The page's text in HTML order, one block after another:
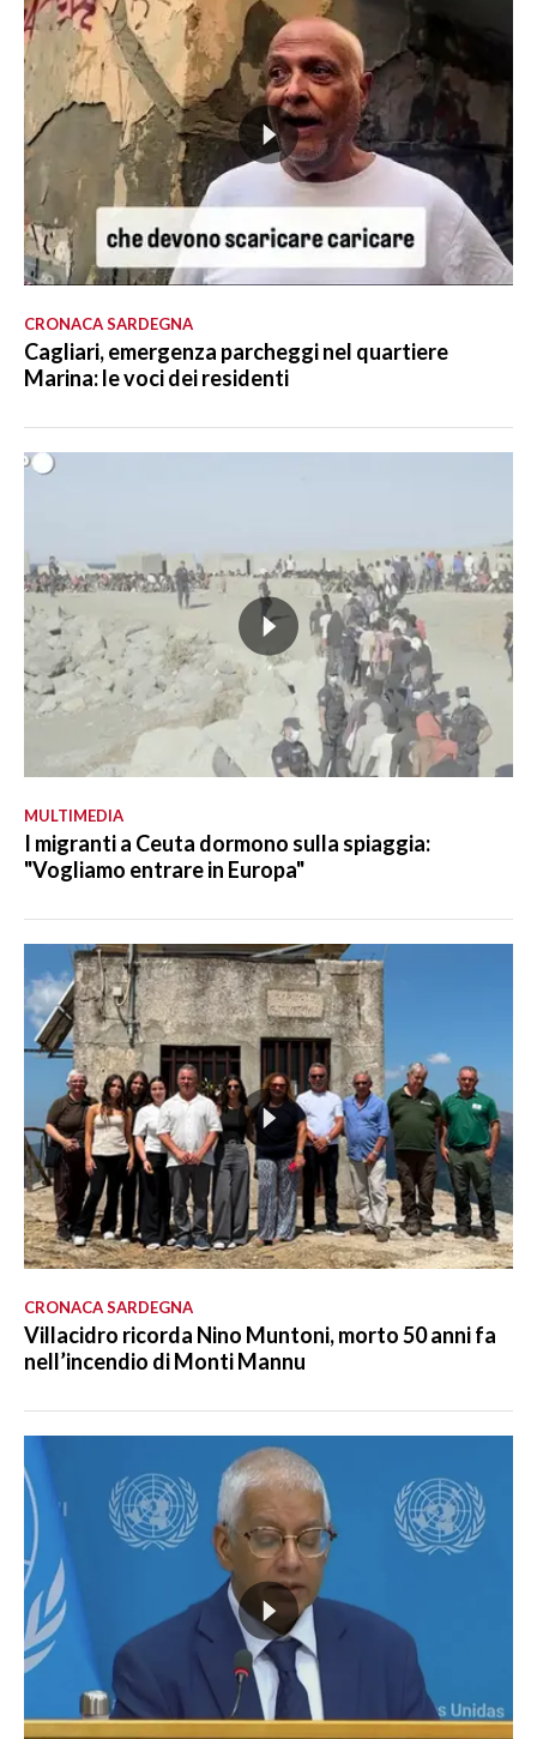
CRONACA SARDEGNA
Cagliari, emergenza parcheggi nel quartiere
Marina: le voci dei residenti
MULTIMEDIA
I migranti a Ceuta dormono sulla spiaggia:
"Vogliamo entrare in Europa"
CRONACA SARDEGNA
Villacidro ricorda Nino Muntoni, morto 50 anni fa
nell’incendio di Monti Mannu